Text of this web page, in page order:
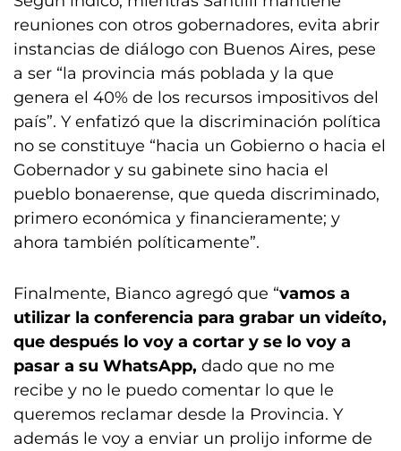
reuniones con otros gobernadores, evita abrir
instancias de diálogo con Buenos Aires, pese
a ser “la provincia más poblada y la que
genera el 40% de los recursos impositivos del
país”. Y enfatizó que la discriminación política
no se constituye “hacia un Gobierno o hacia el
Gobernador y su gabinete sino hacia el
pueblo bonaerense, que queda discriminado,
primero económica y financieramente; y
ahora también políticamente”.
Finalmente, Bianco agregó que “vamos a
utilizar la conferencia para grabar un videíto,
que después lo voy a cortar y se lo voy a
pasar a su WhatsApp, dado que no me
recibe y no le puedo comentar lo que le
queremos reclamar desde la Provincia. Y
además le voy a enviar un prolijo informe de